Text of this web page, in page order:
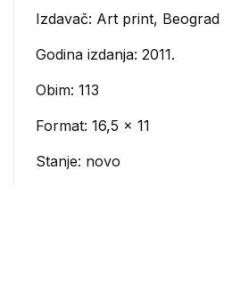
Izdavač: Art print, Beograd
Godina izdanja: 2011.
Obim: 113
Format: 16,5 x 11
Stanje: novo